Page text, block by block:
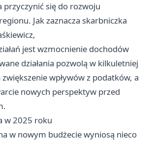
przyczynić się do rozwoju
Jak zaznacza skarbniczka
jest wzmocnienie dochodów
działania pozwolą w kilkuletniej
wpływów z podatków, a
nowych perspektyw przed
w 2025 roku
w nowym budżecie wyniosą nieco